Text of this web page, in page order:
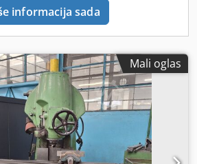
informacija sada
Mali oglas